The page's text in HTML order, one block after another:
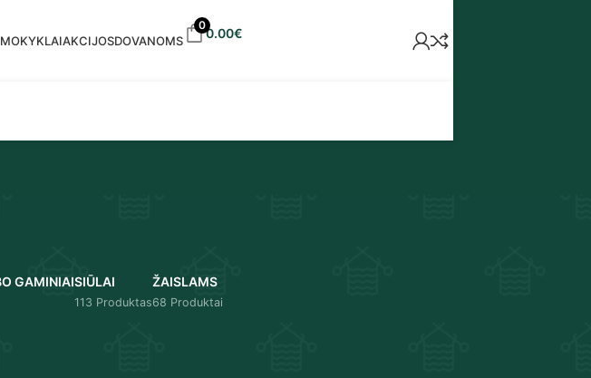
MOKYKLAIAKCIJOSDOVANOMS
00.00€
GAMINIAISIŪLAI
113 Produktas
ŽAISLAMS
68 Produktai